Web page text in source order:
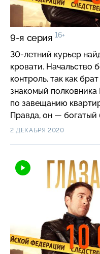
9-я серия 16+
30-летний курьер
кровати. Начальство
контроль, так как
знакомый полковника
по завещанию
Правда, он — богатый
иметь виды на эту
2 ДЕКАБРЯ 2020